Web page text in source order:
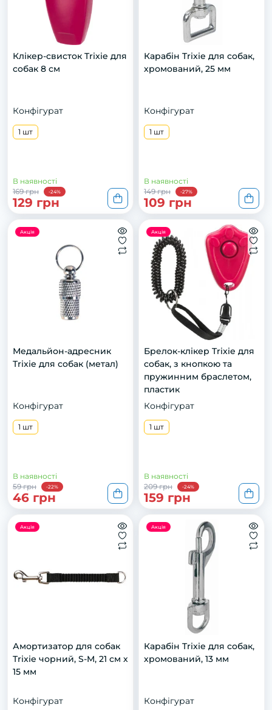
Клікер-свисток Trixie для
собак 8 см
Конфігурат
1 шт
В наявності
169 грн
-24%
129 грн
Карабін Trixie для собак,
хромований, 25 мм
Конфігурат
1 шт
В наявності
149 грн
-27%
109 грн
Акція
Медальйон-адресник
Trixie для собак (метал)
Конфігурат
1 шт
В наявності
59 грн
-22%
46 грн
Акція
Брелок-клікер Trixie для
собак, з кнопкою та
пружинним браслетом,
пластик
Конфігурат
1 шт
В наявності
209 грн
-24%
159 грн
Акція
Амортизатор для собак
Trixie чорний, S-M, 21 см х
15 мм
Конфігурат
Акція
Карабін Trixie для собак,
хромований, 13 мм
Конфігурат